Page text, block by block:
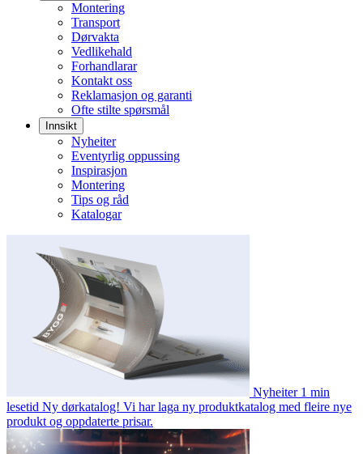
Montering
Transport
Dørvakta
Vedlikehald
Forhandlarar
Kontakt oss
Reklamasjon og garanti
Ofte stilte spørsmål
Innsikt
Nyheiter
Eventyrlig oppussing
Inspirasjon
Montering
Tips og råd
Katalogar
Nyheiter 1 min
lesetid Ny dørkatalog! Vi har laga ny produktkatalog med fleire nye
produkt og oppdaterte prisar.